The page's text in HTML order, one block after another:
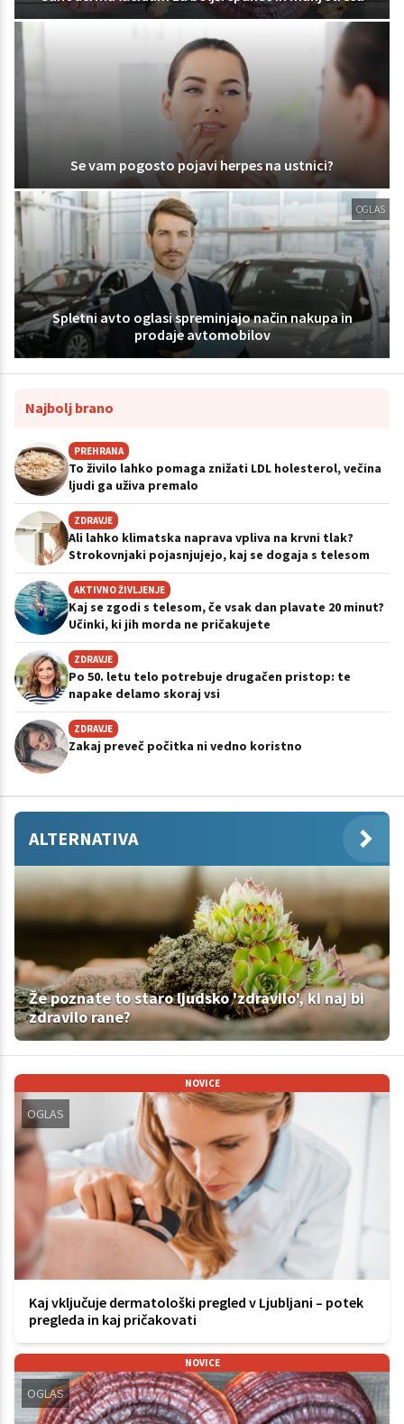
Se vam pogosto pojavi herpes na ustnici?
OGLAS
Spletni avto oglasi spreminjajo način nakupa in
prodaje avtomobilov
Najbolj brano
PREHRANA
To živilo lahko pomaga znižati LDL holesterol, večina
ljudi ga uživa premalo
ZDRAVJE
Ali lahko klimatska naprava vpliva na krvni tlak?
Strokovnjaki pojasnjujejo, kaj se dogaja s telesom
AKTIVNO ŽIVLJENJE
Kaj se zgodi s telesom, če vsak dan plavate 20 minut?
Učinki, ki jih morda ne pričakujete
ZDRAVJE
Po 50. letu telo potrebuje drugačen pristop: te
napake delamo skoraj vsi
ZDRAVJE
Zakaj preveč počitka ni vedno koristno
ALTERNATIVA
Že poznate to staro ljudsko 'zdravilo', ki naj bi
zdravilo rane?
NOVICE
OGLAS
Kaj vključuje dermatološki pregled v Ljubljani – potek
pregleda in kaj pričakovati
NOVICE
OGLAS